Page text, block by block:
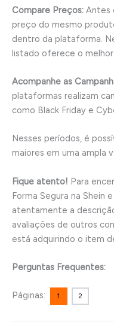
Compare Preços: Antes
preço do mesmo
dentro da plataforma.
listado oferece o
Acompanhe as
plataformas realizam
como Black Friday e
Nesses períodos, é
maiores em uma ampla
Fique atento! Para
Forma Segura na Shein
atentamente a
avaliações de outros
está adquirindo o item
Perguntas Frequentes:
Páginas: 1 2